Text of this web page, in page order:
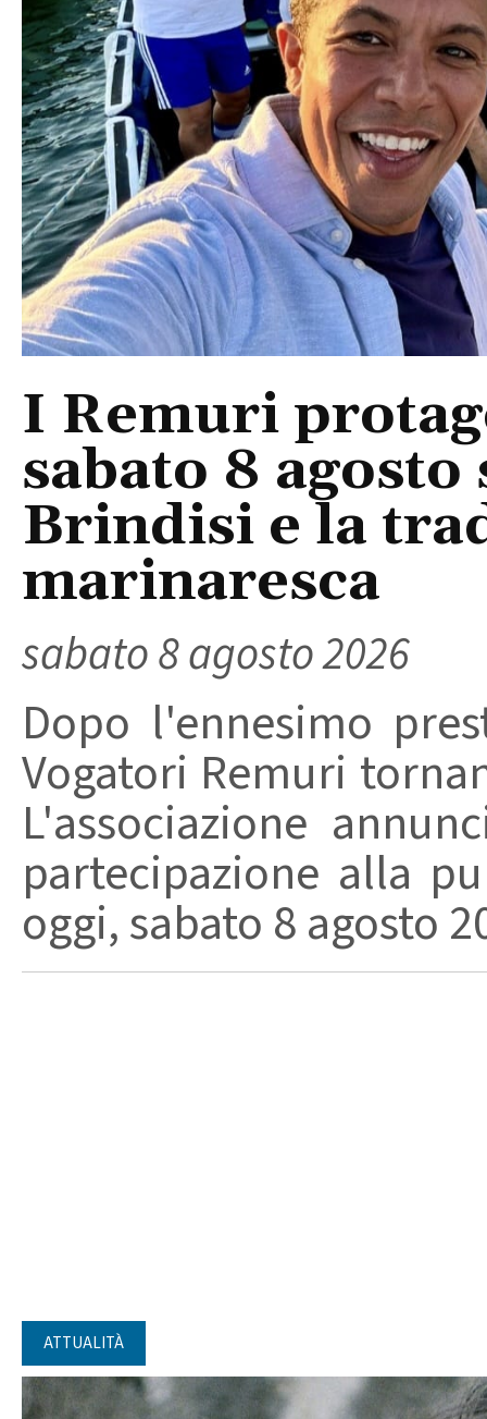
I Remuri
sabato 8
Brindisi e la
marinaresca
sabato 8 agosto 2026
Dopo l'ennesimo
Vogatori Remuri
L'associazione
partecipazione alla
oggi, sabato 8 agosto
ATTUALITÀ